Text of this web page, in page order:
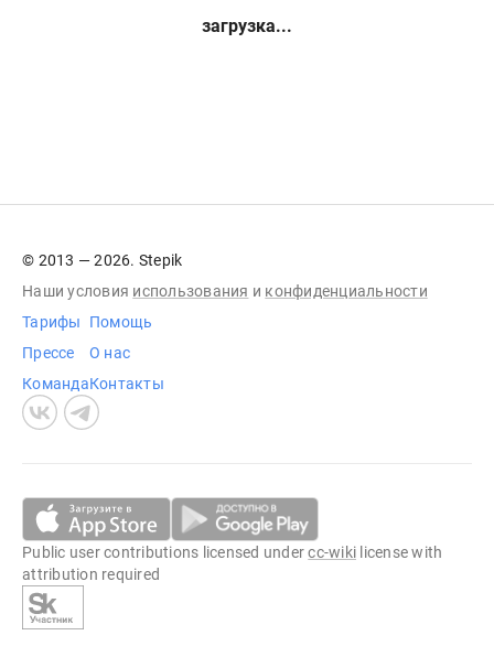
загрузка...
© 2013 — 2026. Stepik
Наши условия использования и конфиденциальности
Тарифы
Прессе
Команда
Помощь
О нас
Контакты
Public user contributions licensed undercc-wiki license with
attribution required